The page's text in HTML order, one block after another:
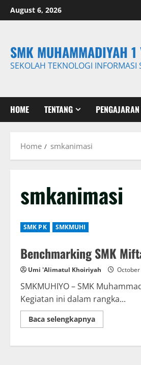
Skip
to
August 6, 2026
SMK MUHAMMADIYAH 1
SEKOLAH TEKNOLOGI INFORMASI
HOME TENTANG PENGAJARAN
Home smkanimasi
smkanimasi
SMK PK SMKMUHI
Benchmarking SMK
Umi 'Alimatul Khoiriyah
SMKMUHIYO – SMK
Kegiatan ini dalam rangka...
Baca selengkapnyaRead
more
SMK